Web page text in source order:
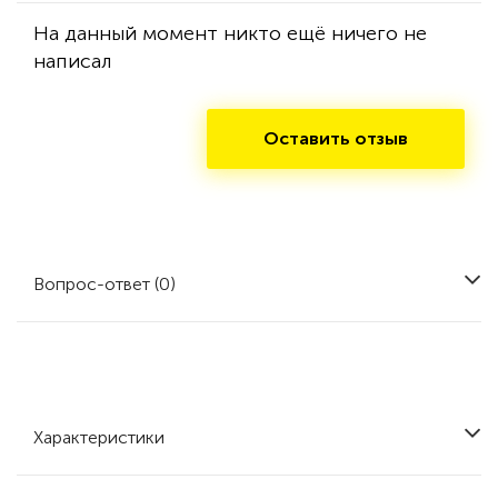
На данный момент никто ещё ничего не
написал
Оставить отзыв
Вопрос-ответ (0)
Характеристики